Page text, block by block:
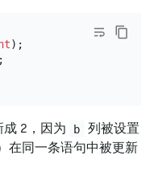
2，因为 b
列被设置
在同一条语句中被更新